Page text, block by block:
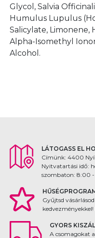
Glycol, Salvia
Humulus Lupulus
Salicylate, Limonene,
Alpha-Isomethyl
Alcohol.
LÁTOGASS EL
Címünk: 4400
Nyitvatartási idő:
szombaton: 8:00 -
Gyűjtsd
GYORS
A csomagokat